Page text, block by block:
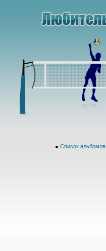
● Список альбомов